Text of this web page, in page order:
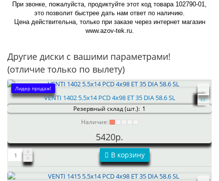
При звонке, пожалуйста, продиктуйте этот код товара 102790-01,
это позволит быстрее дать нам ответ по наличию.
Цена действительна, только при заказе через интернет магазин
www.azov-tek.ru.
Другие диски с вашими параметрами!
(отличие только по вылету)
Лидер продаж!
VENTI 1402 5.5x14 PCD 4x98 ET 35 DIA 58.6 SL
Резервный склад (шт.): 1
Наличие:
5420р.
В корзину